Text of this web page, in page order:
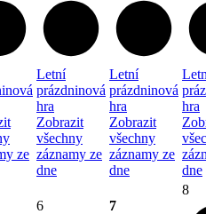
ze
Letní
prázdninová
hra
Zobrazit
všechny
záznamy ze
dne
Letní
prázdninová
hra
Zobrazit
všechny
záznamy ze
dne
hra
dne
6 7
8